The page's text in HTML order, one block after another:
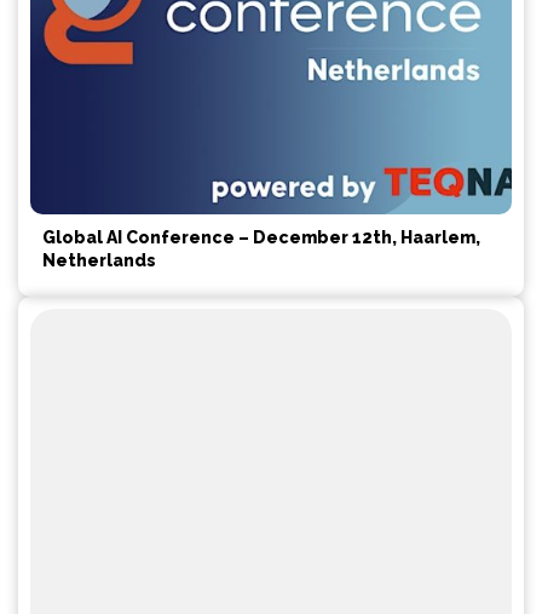
Global AI Conference – December 12th, Haarlem,
Netherlands